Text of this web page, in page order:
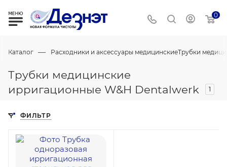
0
Каталог — Расходники и аксессуары медицинскиеТрубки
Трубки медицинские
ирригационные W&H Dentalwerk
1
ФИЛЬТР